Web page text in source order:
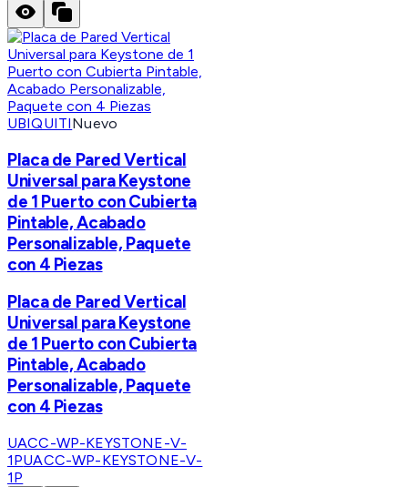
UBIQUITINuevo
Placa de Pared Vertical
Universal para Keystone
de 1 Puerto con Cubierta
Pintable, Acabado
Personalizable, Paquete
con 4 Piezas
Placa de Pared Vertical
Universal para Keystone
de 1 Puerto con Cubierta
Pintable, Acabado
Personalizable, Paquete
con 4 Piezas
UACC-WP-KEYSTONE-V-
1PUACC-WP-KEYSTONE-V-
1P